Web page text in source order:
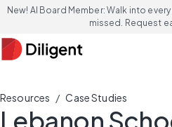
New! AI Board Member: Walk into
missed. Request
Resources / Case Studies
Lebanon